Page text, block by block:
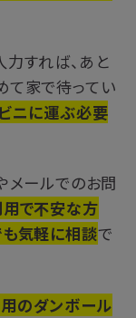
すれば、あと
て家で待ってい
ニに運ぶ必要
メールでのお問
で不安な方
も気軽に相談で
のダンボール